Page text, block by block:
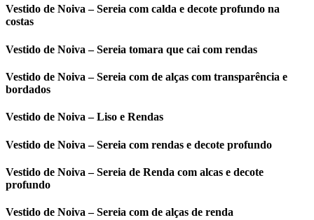
Vestido de Noiva – Sereia com calda e decote profundo na
costas
Vestido de Noiva – Sereia tomara que cai com rendas
Vestido de Noiva – Sereia com de alças com transparência e
bordados
Vestido de Noiva – Liso e Rendas
Vestido de Noiva – Sereia com rendas e decote profundo
Vestido de Noiva – Sereia de Renda com alcas e decote
profundo
Vestido de Noiva – Sereia com de alças de renda